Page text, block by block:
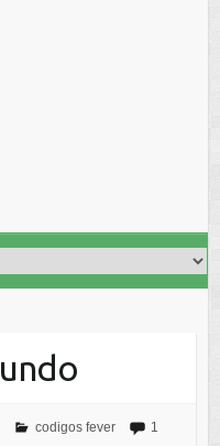
codigos fever
1